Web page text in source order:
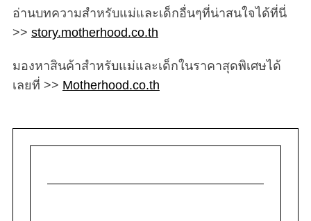
อ่านบทความสำหรับแม่และเด็กอื่นๆที่น่าสนใจได้ที่นี่
>> story.motherhood.co.th
มองหาสินค้าสำหรับแม่และเด็กในราคาสุดพิเศษได้
เลยที่ >> Motherhood.co.th